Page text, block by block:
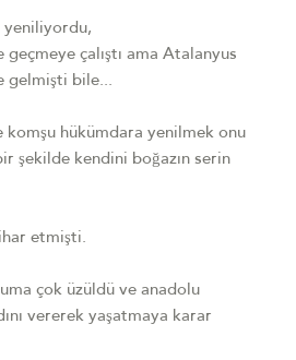
yeniliyordu,
çalıştı ama Atalanyus
gelmişti bile...
komşu hükümdara yenilmek onu
şekilde kendini boğazın serin
etmişti.
çok üzüldü ve anadolu
vererek yaşatmaya karar